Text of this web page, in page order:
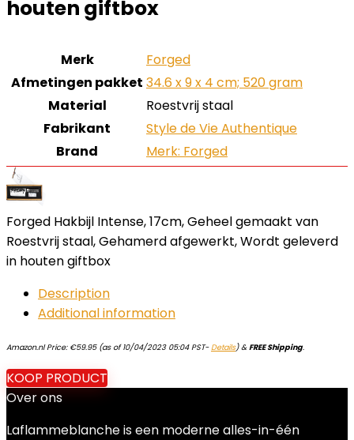
houten giftbox
Merk
‎Forged
Afmetingen pakket ‎34.6 x 9 x 4 cm; 520 gram
Material
‎Roestvrij staal
Fabrikant
‎Style de Vie Authentique
Brand
Merk: Forged
Forged Hakbijl Intense, 17cm, Geheel gemaakt van
Roestvrij staal, Gehamerd afgewerkt, Wordt geleverd
in houten giftbox
Description
Additional information
Amazon.nl Price: €59.95(as of 10/04/2023 05:04 PST-Details)&FREE Shipping.
KOOP PRODUCT
Over ons
Laflammeblanche is een moderne alles-in-één